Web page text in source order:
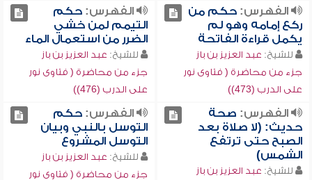
الفهرس:حكم من
ركع إمامه وهو لم
يكمل قراءة الفاتحة
للشيخ: عبد العزيز بن باز
جزء من محاضرة ( فتاوى نور
على الدرب (473))
الفهرس:حكم
التيمم لمن خشي
الضرر من استعمال الماء
للشيخ: عبد العزيز بن باز
جزء من محاضرة ( فتاوى نور
على الدرب (476))
الفهرس: صحة
حديث: (لا صلاة بعد
الصبح حتى ترتفع
الشمس)
للشيخ: عبد العزيز بن باز
الفهرس:حكم
التوسل بالنبي وبيان
التوسل المشروع
للشيخ: عبد العزيز بن باز
جزء من محاضرة ( فتاوى نور